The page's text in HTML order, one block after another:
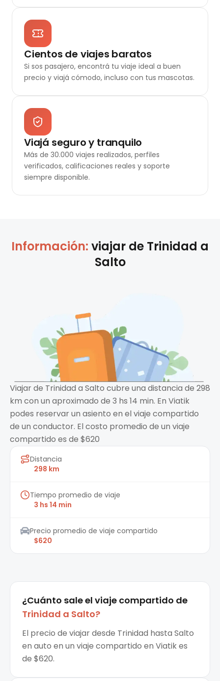
Cientos de viajes baratos
Si sos pasajero, encontrá tu viaje ideal a buen
precio y viajá cómodo, incluso con tus mascotas.
Viajá seguro y tranquilo
Más de 30.000 viajes realizados, perfiles
verificados, calificaciones reales y soporte
siempre disponible.
Información: viajar de Trinidad a
Salto
Viajar de Trinidad a Salto cubre una distancia de 298
km con un aproximado de 3 hs 14 min. En Viatik
podes reservar un asiento en el viaje compartido
de un conductor. El costo promedio de un viaje
compartido es de $620
Distancia
298 km
Tiempo promedio de viaje
3 hs 14 min
Precio promedio de viaje compartido
$620
¿Cuánto sale el viaje compartido de
Trinidad a Salto?
El precio de viajar desde Trinidad hasta Salto
en auto en un viaje compartido en Viatik es
de $620.